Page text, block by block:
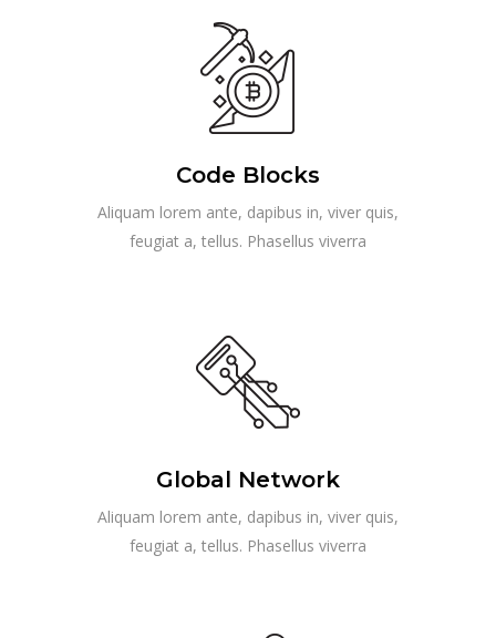
Code Blocks
Aliquam lorem ante, dapibus in, viver quis,
feugiat a, tellus. Phasellus viverra
Global Network
Aliquam lorem ante, dapibus in, viver quis,
feugiat a, tellus. Phasellus viverra